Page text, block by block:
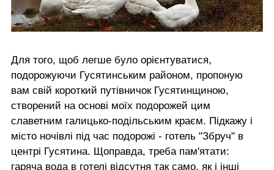
Для того, щоб легше було орієнтуватися,
подорожуючи Гусятинським районом, пропоную
вам свій короткий путівничок Гусятинщиною,
створений на основі моїх подорожей цим
славетним галицько-подільським краєм. Підкажу і
місто ночівлі під час подорожі - готель "Збруч" в
центрі Гусятина. Щоправда, треба пам'ятати:
гаряча вода в готелі відсутня так само, як і інші